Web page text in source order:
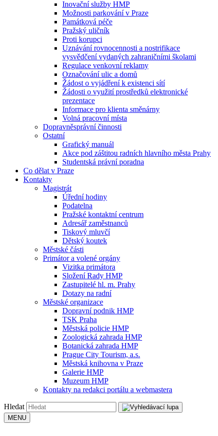
Inovační služby HMP
Možnosti parkování v Praze
Památková péče
Pražský uličník
Proti korupci
Uznávání rovnocennosti a nostrifikace
vysvědčení vydaných zahraničními školami
Regulace venkovní reklamy
Označování ulic a domů
Žádost o vyjádření k existenci sítí
Žádosti o využití prostředků elektronické
prezentace
Informace pro klienta směnárny
Volná pracovní místa
Dopravněsprávní činnosti
Ostatní
Grafický manuál
Akce pod záštitou radních hlavního města Prahy
Studentská právní poradna
Co dělat v Praze
Kontakty
Magistrát
Úřední hodiny
Podatelna
Pražské kontaktní centrum
Adresář zaměstnanců
Tiskový mluvčí
Dětský koutek
Městské části
Primátor a volené orgány
Vizitka primátora
Složení Rady HMP
Zastupitelé hl. m. Prahy
Dotazy na radní
Městské organizace
Dopravní podnik HMP
TSK Praha
Městská policie HMP
Zoologická zahrada HMP
Botanická zahrada HMP
Prague City Tourism, a.s.
Městská knihovna v Praze
Galerie HMP
Muzeum HMP
Kontakty na redakci portálu a webmastera
Hledat
MENU